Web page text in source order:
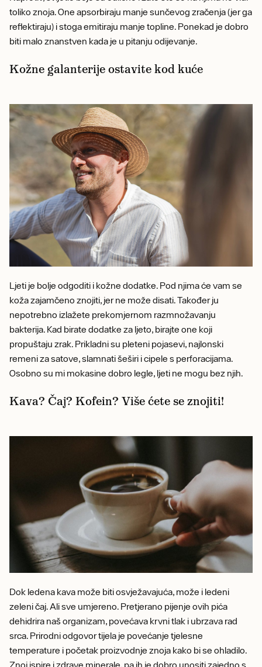
toliko znoja. One apsorbiraju manje sunčevog zračenja (jer ga
reflektiraju) i stoga emitiraju manje topline. Ponekad je dobro
biti malo znanstven kada je u pitanju odijevanje.
Kožne galanterije ostavite kod kuće
Ljeti je bolje odgoditi i kožne dodatke. Pod njima će vam se
koža zajamčeno znojiti, jer ne može disati. Također ju
nepotrebno izlažete prekomjernom razmnožavanju
bakterija. Kad birate dodatke za ljeto, birajte one koji
propuštaju zrak. Prikladni su pleteni pojasevi, najlonski
remeni za satove, slamnati šeširi i cipele s perforacijama.
Osobno su mi mokasine dobro legle, ljeti ne mogu bez njih.
Kava? Čaj? Kofein? Više ćete se znojiti!
Dok ledena kava može biti osvježavajuća, može i ledeni
zeleni čaj. Ali sve umjereno. Pretjerano pijenje ovih pića
dehidrira naš organizam, povećava krvni tlak i ubrzava rad
srca. Prirodni odgovor tijela je povećanje tjelesne
temperature i početak proizvodnje znoja kako bi se ohladilo.
Znoj ispire i zdrave minerale, pa ih je dobro unositi zajedno s